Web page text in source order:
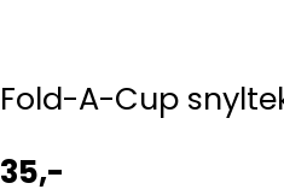
Fold-A-Cup
35,-